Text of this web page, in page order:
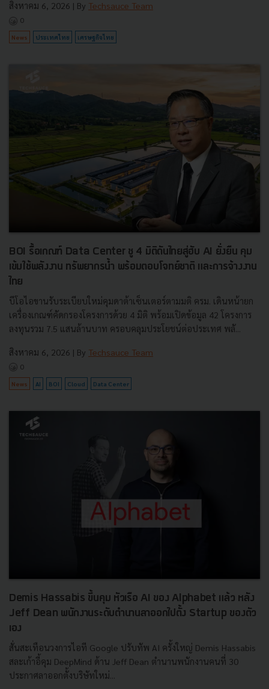
สิงหาคม 6, 2026 | By Techsauce Team
0
News ประเทศไทย เศรษฐกิจไทย
BOI รื้อเกณฑ์ Data Center ชู 4 มิติดันไทยสู่ฮับ AI ยั่งยืน คุม
เข้มใช้พลังงาน ทรัพยากรน้ำ พร้อมตอบโจทย์ชาติ และการจ้างงาน
ไทย
บีโอไอขานรับระเบียบใหม่คุมดาต้าเซ็นเตอร์ตามมติ ครม. เดินหน้ายก
เครื่องเกณฑ์คัดกรองโครงการด้วย 4 มิติ พร้อมเปิดข้อมูล 42 โครงการ
ลงทุนรวม 7.5 แสนล้านบาท ครอบคลุมประโยชน์ต่อประเทศ พลั...
สิงหาคม 6, 2026 | By Techsauce Team
0
News AI BOI Cloud Data Center
Demis Hassabis ขึ้นคุม หัวเรือ AI ของ Alphabet แล้ว หลัง
Jeff Dean พนักงานระดับตำนานลาออกไปตั้ง Startup ของตัว
เอง
สั่นสะเทือนวงการไอที Google ปรับทัพ AI ครั้งใหญ่ Demis Hassabis
สละเก้าอี้คุม DeepMind ด้าน Jeff Dean ตำนานพนักงานคนที่ 30
ประกาศลาออกตั้งบริษัทใหม่...